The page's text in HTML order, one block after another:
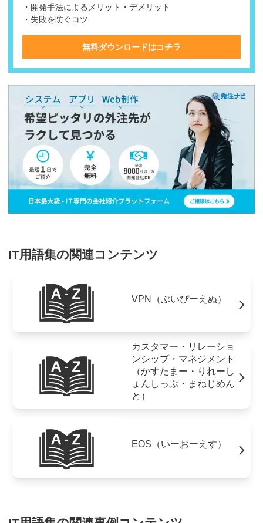
・開発手法によるメリット・デメリット
・失敗を防ぐコツ
無料ダウンロードはコチラ
IT用語集の関連コンテンツ
VPN（ぶいぴーえぬ）
カスタマー・リレーショ
ンシップ・マネジメント
（かすたまー・りれーし
ょんしっぷ・まねじめん
と）
EOS（いーおーえす）